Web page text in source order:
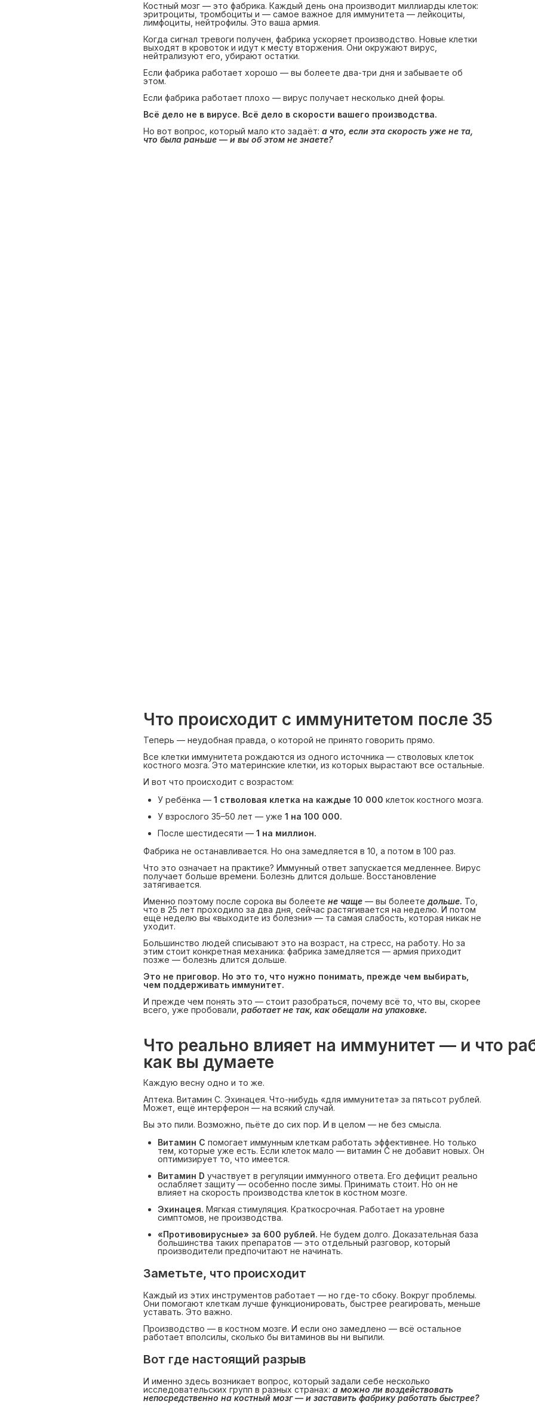
Костный мозг — это фабрика. Каждый день она производит миллиарды клеток:
эритроциты, тромбоциты и — самое важное для иммунитета — лейкоциты,
лимфоциты, нейтрофилы. Это ваша армия.
Когда сигнал тревоги получен, фабрика ускоряет производство. Новые клетки
выходят в кровоток и идут к месту вторжения. Они окружают вирус,
нейтрализуют его, убирают остатки.
Если фабрика работает хорошо — вы болеете два-три дня и забываете об
этом.
Если фабрика работает плохо — вирус получает несколько дней форы.
Всё дело не в вирусе. Всё дело в скорости вашего производства.
Но вот вопрос, который мало кто задаёт: а что, если эта скорость уже не та,
что была раньше — и вы об этом не знаете?
Что происходит с иммунитетом после 35
Теперь — неудобная правда, о которой не принято говорить прямо.
Все клетки иммунитета рождаются из одного источника — стволовых клеток
костного мозга. Это материнские клетки, из которых вырастают все остальные.
И вот что происходит с возрастом:
У ребёнка — 1 стволовая клетка на каждые 10 000 клеток костного мозга.
У взрослого 35–50 лет — уже 1 на 100 000.
После шестидесяти — 1 на миллион.
Фабрика не останавливается. Но она замедляется в 10, а потом в 100 раз.
Что это означает на практике? Иммунный ответ запускается медленнее. Вирус
получает больше времени. Болезнь длится дольше. Восстановление
затягивается.
Именно поэтому после сорока вы болеете не чаще — вы болеете дольше. То,
что в 25 лет проходило за два дня, сейчас растягивается на неделю. И потом
ещё неделю вы «выходите из болезни» — та самая слабость, которая никак не
уходит.
Большинство людей списывают это на возраст, на стресс, на работу. Но за
этим стоит конкретная механика: фабрика замедляется — армия приходит
позже — болезнь длится дольше.
Это не приговор. Но это то, что нужно понимать, прежде чем выбирать,
чем поддерживать иммунитет.
И прежде чем понять это — стоит разобраться, почему всё то, что вы, скорее
всего, уже пробовали, работает не так, как обещали на упаковке.
Что реально влияет на иммунитет — и что
как вы думаете
Каждую весну одно и то же.
Аптека. Витамин С. Эхинацея. Что-нибудь «для иммунитета» за пятьсот рублей.
Может, ещё интерферон — на всякий случай.
Вы это пили. Возможно, пьёте до сих пор. И в целом — не без смысла.
Витамин С помогает иммунным клеткам работать эффективнее. Но только
тем, которые уже есть. Если клеток мало — витамин С не добавит новых. Он
оптимизирует то, что имеется.
Витамин D участвует в регуляции иммунного ответа. Его дефицит реально
ослабляет защиту — особенно после зимы. Принимать стоит. Но он не
влияет на скорость производства клеток в костном мозге.
Эхинацея. Мягкая стимуляция. Краткосрочная. Работает на уровне
симптомов, не производства.
«Противовирусные» за 600 рублей. Не будем долго. Доказательная база
большинства таких препаратов — это отдельный разговор, который
производители предпочитают не начинать.
Заметьте, что происходит
Каждый из этих инструментов работает — но где-то сбоку. Вокруг проблемы.
Они помогают клеткам лучше функционировать, быстрее реагировать, меньше
уставать. Это важно.
Производство — в костном мозге. И если оно замедлено — всё остальное
работает вполсилы, сколько бы витаминов вы ни выпили.
Вот где настоящий разрыв
И именно здесь возникает вопрос, который задали себе несколько
исследовательских групп в разных странах: а можно ли воздействовать
непосредственно на костный мозг — и заставить фабрику работать быстрее?